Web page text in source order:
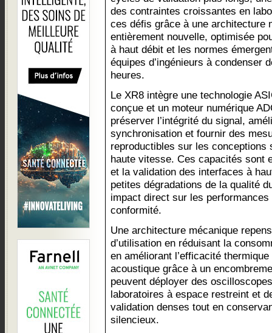
des contraintes croissantes en
ces défis grâce à une architecture
entièrement nouvelle, optimisée
à haut débit et les normes
équipes d’ingénieurs à condenser
heures.
Le XR8 intègre une technologie
conçue et un moteur numérique
préserver l’intégrité du signal,
synchronisation et fournir des
reproductibles sur les
haute vitesse. Ces capacités sont
et la validation des interfaces à
petites dégradations de la qualité
impact direct sur les
conformité.
Une architecture mécanique
d’utilisation en réduisant la
en améliorant l’efficacité
acoustique grâce à un
peuvent déployer des
laboratoires à espace restreint et
validation denses tout en
silencieux.